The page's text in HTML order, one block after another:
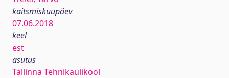
kaitsmiskuupäev
07.06.2018
keel
est
asutus
Tallinna Tehnikaülikool